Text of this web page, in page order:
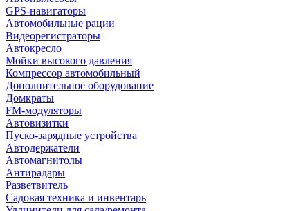
GPS-навигаторы
Автомобильные рации
Видеорегистраторы
Автокресло
Мойки высокого давления
Компрессор автомобильный
Дополнительное оборудование
Домкраты
FM-модуляторы
Автовизитки
Пуско-зарядные устройства
Автодержатели
Автомагнитолы
Антирадары
Разветвитель
Садовая техника и инвентарь